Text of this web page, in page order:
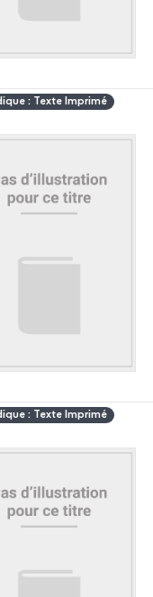
: Texte Imprimé
: Texte Imprimé